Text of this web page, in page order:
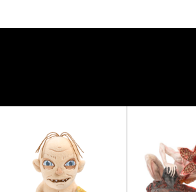
Proizvođač
Veličina figure